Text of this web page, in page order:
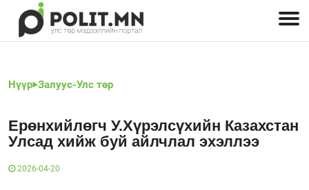
Нүүр Залуус-Улс төр
Ерөнхийлөгч У.Хүрэлсүхийн Казахстан
Улсад хийж буй айлчлал эхэллээ
2026-04-20